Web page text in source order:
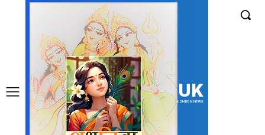
UK
LONDON NEWS